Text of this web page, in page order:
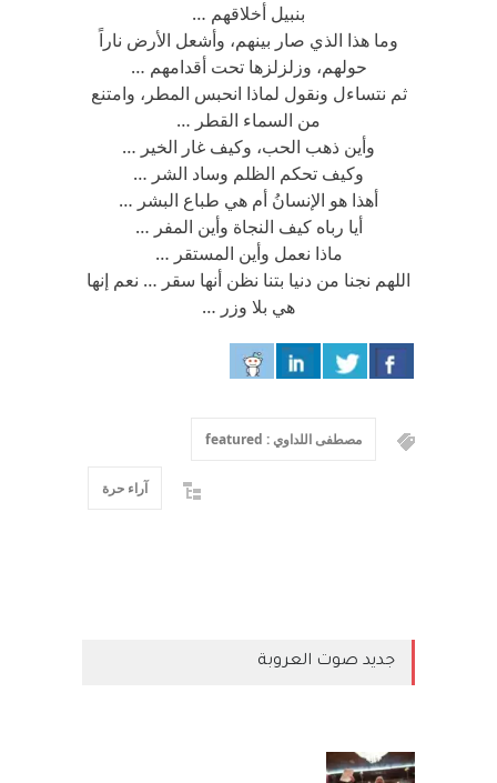
بنبيل أخلاقهم …
وما هذا الذي صار بينهم، وأشعل الأرض ناراً
حولهم، وزلزلزها تحت أقدامهم …
ثم نتساءل ونقول لماذا انحبس المطر، وامتنع
من السماء القطر …
وأين ذهب الحب، وكيف غار الخير …
وكيف تحكم الظلم وساد الشر …
أهذا هو الإنسانُ أم هي طباع البشر …
أيا رباه كيف النجاة وأين المفر …
ماذا نعمل وأين المستقر …
اللهم نجنا من دنيا بتنا نظن أنها سقر … نعم إنها
هي بلا وزر …
مصطفى اللداوي : featured
آراء حرة
جديد صوت العروبة